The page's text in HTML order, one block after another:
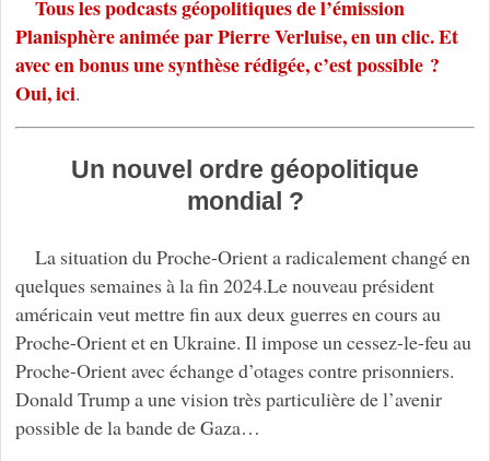
Tous les podcasts géopolitiques de l’émission
Planisphère animée par Pierre Verluise, en un clic. Et
avec en bonus une synthèse rédigée, c’est possible ?
Oui, ici.
Un nouvel ordre géopolitique
mondial ?
La situation du Proche-Orient a radicalement changé en
quelques semaines à la fin 2024.Le nouveau président
américain veut mettre fin aux deux guerres en cours au
Proche-Orient et en Ukraine. Il impose un cessez-le-feu au
Proche-Orient avec échange d’otages contre prisonniers.
Donald Trump a une vision très particulière de l’avenir
possible de la bande de Gaza…